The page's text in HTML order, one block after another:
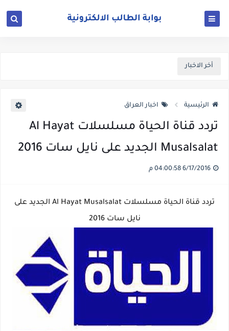
أخر الاخبار
الرئيسية اخبار العراق
تردد قناة الحياة مسلسلات Al Hayat
Musalsalat الجديد على نايل سات 2016
تردد قناة الحياة مسلسلات Al Hayat Musalsalat الجديد على
نايل سات 2016